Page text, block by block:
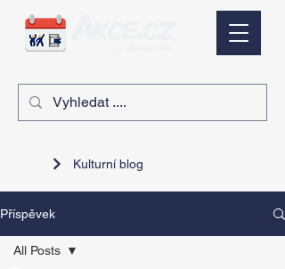
Kulturní blog
Příspěvek
All Posts